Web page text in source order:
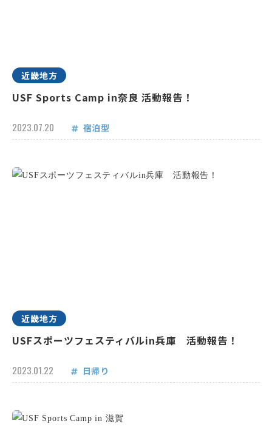
近畿地方
USF Sports Camp in奈良 活動報告！
2023.07.20 宿泊型
近畿地方
USFスポーツフェスティバルin兵庫 活動報告！
2023.01.22 日帰り